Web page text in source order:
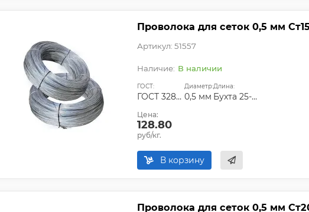
Проволока для сеток 0,5 мм
Артикул: 51557
В наличии
ГОСТ:
ГОСТ 3282-74
Диаметр:
0,5 мм
Длина:
Бухта 25-50 кг
Цена:
128.80
руб/кг.
В корзину
Проволока для сеток 0,5 мм